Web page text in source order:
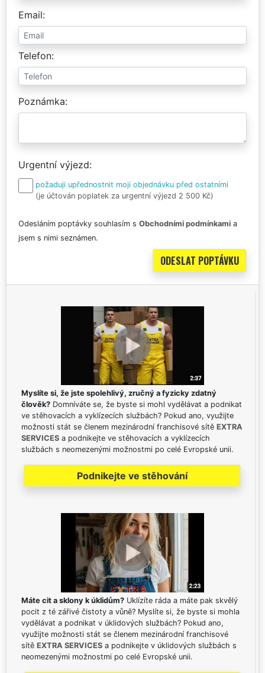
Email
Telefon
Poznámka
Urgentní výjezd
požaduji upřednostnit moji objednávku před ostatními
(je účtován poplatek za urgentní výjezd 2 500 Kč)
Odesláním poptávky souhlasím s Obchodními podmínkami a
jsem s nimi seznámen.
Myslíte si, že jste spolehlivý, zručný a fyzicky zdatný
člověk? Domníváte se, že byste si mohl vydělávat a podnikat
ve stěhovacích a vyklízecích službách? Pokud ano, využijte
možnosti stát se členem mezinárodní franchisové sítě EXTRA
SERVICES a podnikejte ve stěhovacích a vyklízecích
službách s neomezenými možnostmi po celé Evropské unii.
Podnikejte ve stěhování
Máte cit a sklony k úklidům? Uklízíte ráda a máte pak skvělý
pocit z té zářivé čistoty a vůně? Myslíte si, že byste si mohla
vydělávat a podnikat v úklidových službách? Pokud ano,
využijte možnosti stát se členem mezinárodní franchisové
sítě EXTRA SERVICES a podnikejte v úklidových službách s
neomezenými možnostmi po celé Evropské unii.